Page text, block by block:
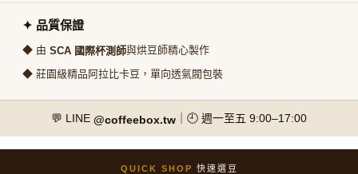
✦ 品質保證
◆ 由 SCA 國際杯測師與烘豆師精心製作
◆ 莊園級精品阿拉比卡豆，單向透氣閥包裝
💬 LINE @coffeebox.tw ｜🕘 週一至五 9:00–17:00
QUICK SHOP 快速選豆